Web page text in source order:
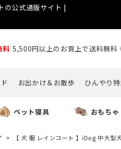
の公式通販サイト |
料 5,500円以上のお買上で送料無料
お出かけ＆お散歩 ひんやり
ペット寝具 おもちゃ
【 犬 服 レインコート 】iDog 中大型